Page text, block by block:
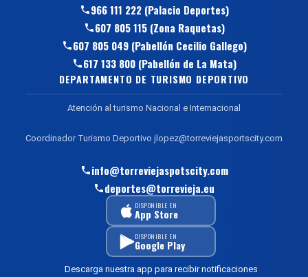
966 111 222 (Palacio Deportes)
607 805 115 (Zona Raquetas)
607 805 049 (Pabellón Cecilio Gallego)
617 133 800 (Pabellón de La Mata)
DEPARTAMENTO DE TURISMO DEPORTIVO
Atención al turismo Nacional e Internacional
Coordinador Turismo Deportivo jlopez@torreviejasportscity.com
info@torreviejaspotscity.com
deportes@torrevieja.eu
DISPONIBLE EN
App Store
DISPONIBLE EN
Google Play
Descarga nuestra app para recibir notificaciones